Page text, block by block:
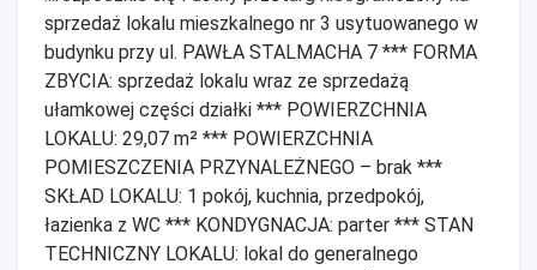
sprzedaż lokalu mieszkalnego nr 3 usytuowanego w
budynku przy ul. PAWŁA STALMACHA 7 *** FORMA
ZBYCIA: sprzedaż lokalu wraz ze sprzedażą
ułamkowej części działki *** POWIERZCHNIA
LOKALU: 29,07 m² *** POWIERZCHNIA
POMIESZCZENIA PRZYNALEŻNEGO – brak ***
SKŁAD LOKALU: 1 pokój, kuchnia, przedpokój,
łazienka z WC *** KONDYGNACJA: parter *** STAN
TECHNICZNY LOKALU: lokal do generalnego